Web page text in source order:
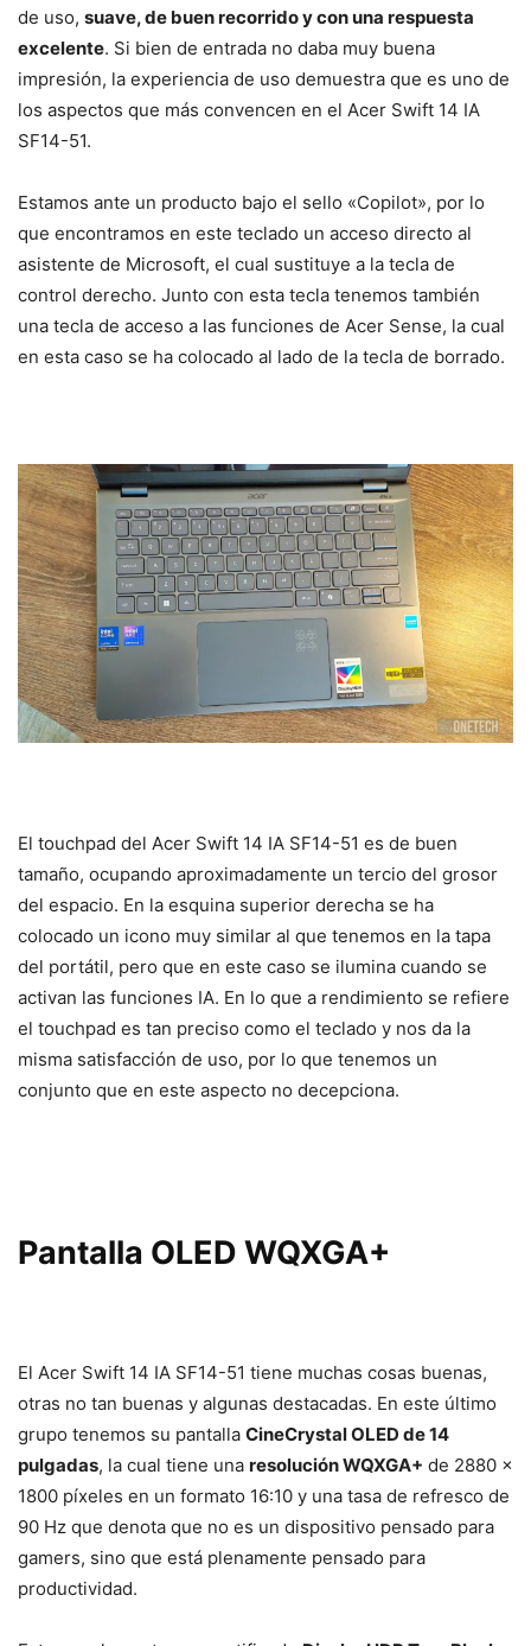
de uso, suave, de buen recorrido y con una respuesta
excelente. Si bien de entrada no daba muy buena
impresión, la experiencia de uso demuestra que es uno de
los aspectos que más convencen en el Acer Swift 14 IA
SF14-51.
Estamos ante un producto bajo el sello «Copilot», por lo
que encontramos en este teclado un acceso directo al
asistente de Microsoft, el cual sustituye a la tecla de
control derecho. Junto con esta tecla tenemos también
una tecla de acceso a las funciones de Acer Sense, la cual
en esta caso se ha colocado al lado de la tecla de borrado.
El touchpad del Acer Swift 14 IA SF14-51 es de buen
tamaño, ocupando aproximadamente un tercio del grosor
del espacio. En la esquina superior derecha se ha
colocado un icono muy similar al que tenemos en la tapa
del portátil, pero que en este caso se ilumina cuando se
activan las funciones IA. En lo que a rendimiento se refiere
el touchpad es tan preciso como el teclado y nos da la
misma satisfacción de uso, por lo que tenemos un
conjunto que en este aspecto no decepciona.
Pantalla OLED WQXGA+
El Acer Swift 14 IA SF14-51 tiene muchas cosas buenas,
otras no tan buenas y algunas destacadas. En este último
grupo tenemos su pantalla CineCrystal OLED de 14
pulgadas, la cual tiene una resolución WQXGA+ de 2880 x
1800 píxeles en un formato 16:10 y una tasa de refresco de
90 Hz que denota que no es un dispositivo pensado para
gamers, sino que está plenamente pensado para
productividad.